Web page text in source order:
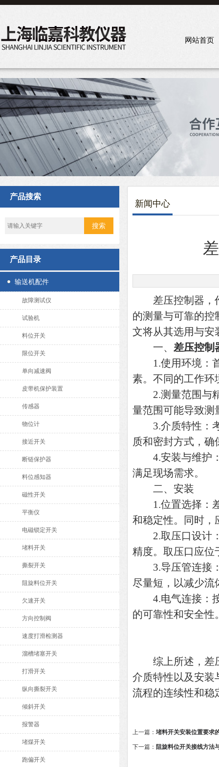
网站首页
产品搜索
产品目录
输送机配件
故障测试仪
试验机
料位开关
限位开关
单向减速阀
皮带机保护装置
传感器
物位计
接近开关
断链保护器
料位感知器
磁性开关
平衡仪
电磁锁定开关
堵料开关
撕裂开关
阻旋料位开关
欠速开关
方向控制阀
速度打滑检测器
溜槽堵塞开关
打滑开关
纵向撕裂开关
倾斜开关
报警器
堵煤开关
跑偏开关
新闻中心
差压控制器，作
的测量与可靠的控
文将从其选用与安
一、 差压控制
1.使用环境：首
素。不同的工作环
2.测量范围与精
量范围可能导致测
3.介质特性：考
质和密封方式，
4.安装与维护：
满足现场需求。
二、安装
1.位置选择：差
和稳定性。同时，
2.取压口设计：
精度。取压口应位
3.导压管连接：
尽量短，以减少流
4.电气连接：按
的可靠性和安全性
综上所述，差压
介质特性以及安装
流程的连续性和稳
上一篇： 堵料开关安装位置要求
下一篇： 阻旋料位开关接线方法